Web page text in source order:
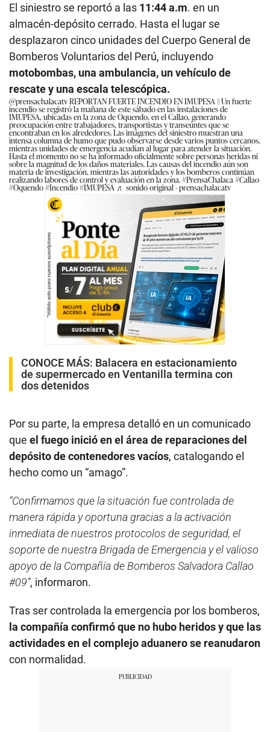
El siniestro se reportó a las 11:44 a.m. en un
almacén-depósito cerrado. Hasta el lugar se
desplazaron cinco unidades del Cuerpo General de
Bomberos Voluntarios del Perú, incluyendo
motobombas, una ambulancia, un vehículo de
rescate y una escala telescópica.
@prensachalacatvREPORTAN FUERTE INCENDIO EN IMUPESA || Un fuerte
incendio se registró la mañana de este sábado en las instalaciones de
IMUPESA, ubicadas en la zona de Oquendo, en el Callao, generando
preocupación entre trabajadores, transportistas y transeúntes que se
encontraban en los alrededores. Las imágenes del siniestro muestran una
intensa columna de humo que pudo observarse desde varios puntos cercanos,
mientras unidades de emergencia acudían al lugar para atender la situación.
Hasta el momento no se ha informado oficialmente sobre personas heridas ni
sobre la magnitud de los daños materiales. Las causas del incendio aún son
materia de investigación, mientras las autoridades y los bomberos continúan
realizando labores de control y evaluación en la zona.#PrensaChalaca #Callao
#Oquendo#Incendio#IMUPESA ♬ sonido original - prensachalacatv
CONOCE MÁS: Balacera en estacionamiento
de supermercado en Ventanilla termina con
dos detenidos
Por su parte, la empresa detalló en un comunicado
que el fuego inició en el área de reparaciones del
depósito de contenedores vacíos, catalogando el
hecho como un “amago”.
“Confirmamos que la situación fue controlada de
manera rápida y oportuna gracias a la activación
inmediata de nuestros protocolos de seguridad, el
soporte de nuestra Brigada de Emergencia y el valioso
apoyo de la Compañía de Bomberos Salvadora Callao
#09”, informaron.
Tras ser controlada la emergencia por los bomberos,
la compañía confirmó que no hubo heridos y que las
actividades en el complejo aduanero se reanudaron
con normalidad.